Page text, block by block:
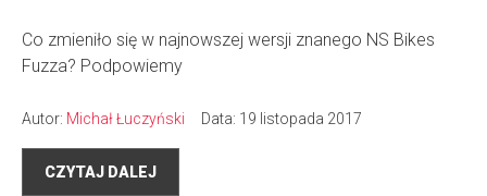
Co zmieniło się w najnowszej wersji znanego NS Bikes
Fuzza? Podpowiemy
Autor: Michał Łuczyński Data: 19 listopada 2017
CZYTAJ DALEJ